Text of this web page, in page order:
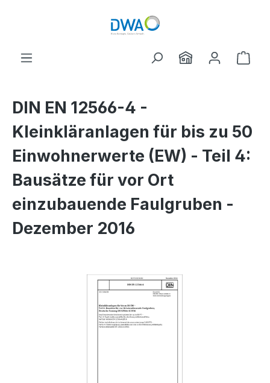
DIN EN 12566-4 -
Kleinkläranlagen für bis zu 50
Einwohnerwerte (EW) - Teil 4:
Bausätze für vor Ort
einzubauende Faulgruben -
Dezember 2016
Bildergalerie überspringen